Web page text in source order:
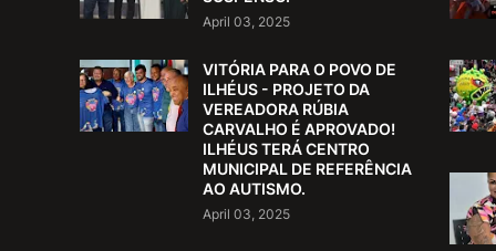
April 03, 2025
VITÓRIA PARA O POVO DE
ILHÉUS - PROJETO DA
VEREADORA RÚBIA
CARVALHO É APROVADO!
ILHÉUS TERÁ CENTRO
MUNICIPAL DE REFERÊNCIA
AO AUTISMO.
April 03, 2025